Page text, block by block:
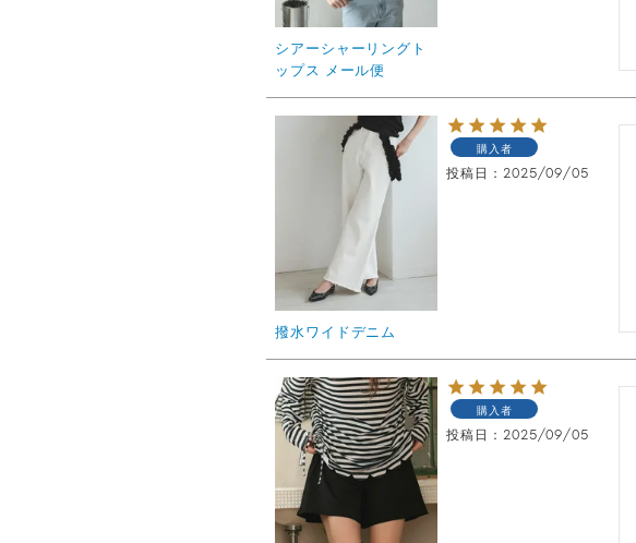
シアーシャーリングト
ップス メール便
撥水ワイドデニム
購入者
投稿日 2025/09/05
購入者
投稿日 2025/09/05